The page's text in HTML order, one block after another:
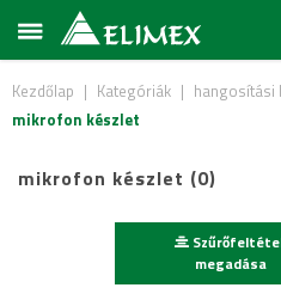
Kezdőlap | Kategóriák | hangosítási
mikrofon készlet
mikrofon készlet (0)
megadása